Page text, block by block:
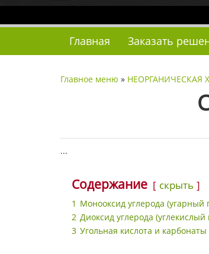
Наверх
Главная Заказать
Главное меню » НЕОРГАНИЧЕСКАЯ
...
Содержание скрыть
1 Монооксид углерода (угарный
2 Диоксид углерода (углекислый
3 Угольная кислота и карбонаты